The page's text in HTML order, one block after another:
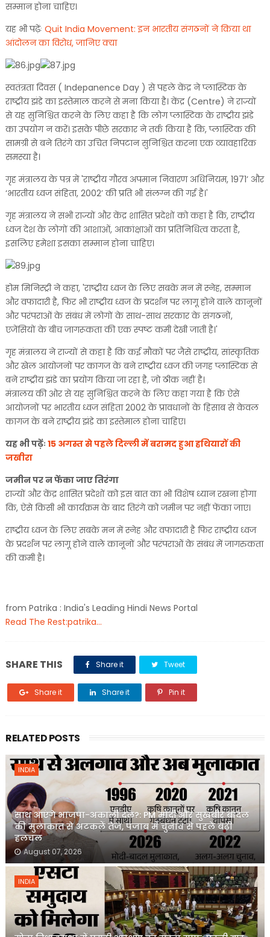
सम्मान होना चाहिए।
यह भी पढ़ेंः Quit India Movement: इन भारतीय संगठनों ने किया था
आंदोलन का विरोध, जानिए क्या
स्वतंत्रता दिवस ( Indepanence Day ) से पहले केंद्र ने प्लास्टिक के
राष्ट्रीय झंडे का इस्तेमाल करने से मना किया है। केंद्र (Centre) ने राज्यों
से यह सुनिश्चित करने के लिए कहा है कि लोग प्लास्टिक के राष्ट्रीय झंडे
का उपयोग न करें। इसके पीछे सरकार ने तर्क किया है कि, प्लास्टिक की
सामग्री से बने तिरंगे का उचित निपटान सुनिश्चित करना एक व्यावहारिक
समस्या है।
गृह मंत्रालय के पत्र में 'राष्ट्रीय गौरव अपमान निवारण अधिनियम, 1971’ और
‘भारतीय ध्वज संहिता, 2002’ की प्रति भी संलग्न की गई है।'
गृह मंत्रालय ने सभी राज्यों और केंद्र शासित प्रदेशों को कहा है कि, राष्ट्रीय
ध्वज देश के लोगों की आशाओं, आकांक्षाओं का प्रतिनिधित्व करता है,
इसलिए हमेशा इसका सम्मान होना चाहिए।
होम मिनिस्ट्री ने कहा, 'राष्ट्रीय ध्वज के लिए सबके मन में स्नेह, सम्मान
और वफादारी है, फिर भी राष्ट्रीय ध्वज के प्रदर्शन पर लागू होने वाले कानूनों
और परंपराओं के संबंध में लोगों के साथ-साथ सरकार के संगठनों,
एजेंसियों के बीच जागरूकता की एक स्पष्ट कमी देखी जाती है।'
गृह मंत्रालय ने राज्यों से कहा है कि कई मौकों पर जैसे राष्ट्रीय, सांस्कृतिक
और खेल आयोजनों पर कागज के बने राष्ट्रीय ध्वज की जगह प्लास्टिक से
बने राष्ट्रीय झंडे का प्रयोग किया जा रहा है, जो ठीक नहीं है।
मंत्रालय की ओर से यह सुनिश्चित करने के लिए कहा गया है कि ऐसे
आयोजनों पर भारतीय ध्वज संहिता 2002 के प्रावधानों के हिसाब से केवल
कागज के बने राष्ट्रीय झंडे का इस्तेमाल होना चाहिए।
यह भी पढ़ेंः 15 अगस्त से पहले दिल्ली में बरामद हुआ हथियारों की
जखीरा
जमीन पर न फेंका जाए तिरंगा
राज्यों और केंद्र शासित प्रदेशों को इस बात का भी विशेष ध्यान रखना होगा
कि, ऐसे किसी भी कार्यक्रम के बाद तिरंगे को जमीन पर नहीं फेंका जाए।
राष्ट्रीय ध्वज के लिए सबके मन में स्नेह और वफादारी है फिर राष्ट्रीय ध्वज
के प्रदर्शन पर लागू होने वाले कानूनों और परंपराओं के संबंध में जागरुकता
की कमी है।
from Patrika : India's Leading Hindi News Portal
Read The Rest:patrika...
SHARE THIS Share it Tweet
Share it Share it Pin it
RELATED POSTS
INDIA
साथ आएंगे भाजपा-अकाली दल?: PM मोदी और सुखबीर बादल
की मुलाकात से अटकलें तेज, पंजाब में चुनाव से पहले बढ़ी
हलचल
August 07, 2026
INDIA